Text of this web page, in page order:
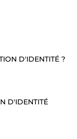
D'IDENTITÉ ?
D'IDENTITÉ